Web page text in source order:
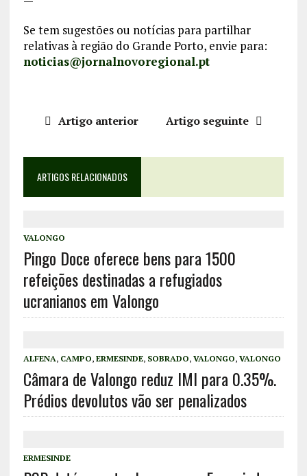
Se tem sugestões ou notícias para partilhar
relativas à região do Grande Porto, envie para:
noticias@jornalnovoregional.pt
Artigo anterior Artigo seguinte
ARTIGOS RELACIONADOS
VALONGO
Pingo Doce oferece bens para 1500
refeições destinadas a refugiados
ucranianos em Valongo
ALFENA, CAMPO, ERMESINDE, SOBRADO, VALONGO, VALONGO
Câmara de Valongo reduz IMI para 0.35%.
Prédios devolutos vão ser penalizados
ERMESINDE